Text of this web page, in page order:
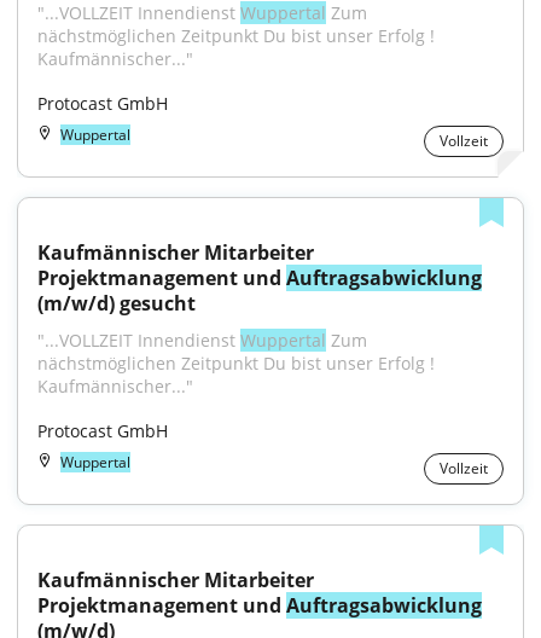
"...VOLLZEIT Innendienst Wuppertal Zum
nächstmöglichen Zeitpunkt Du bist unser Erfolg !
Kaufmännischer..."
Protocast GmbH
Wuppertal Vollzeit
Kaufmännischer Mitarbeiter
Projektmanagement und Auftragsabwicklung
(m/w/d) gesucht
"...VOLLZEIT Innendienst Wuppertal Zum
nächstmöglichen Zeitpunkt Du bist unser Erfolg !
Kaufmännischer..."
Protocast GmbH
Wuppertal Vollzeit
Kaufmännischer Mitarbeiter
Projektmanagement und Auftragsabwicklung
(m/w/d)